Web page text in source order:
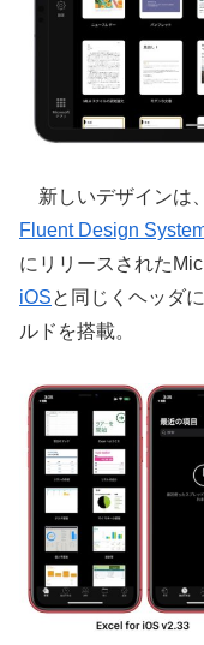
新しいデザインは
Fluent Design
にリリースされた
iOSと同じくヘッダ
ルドを搭載。